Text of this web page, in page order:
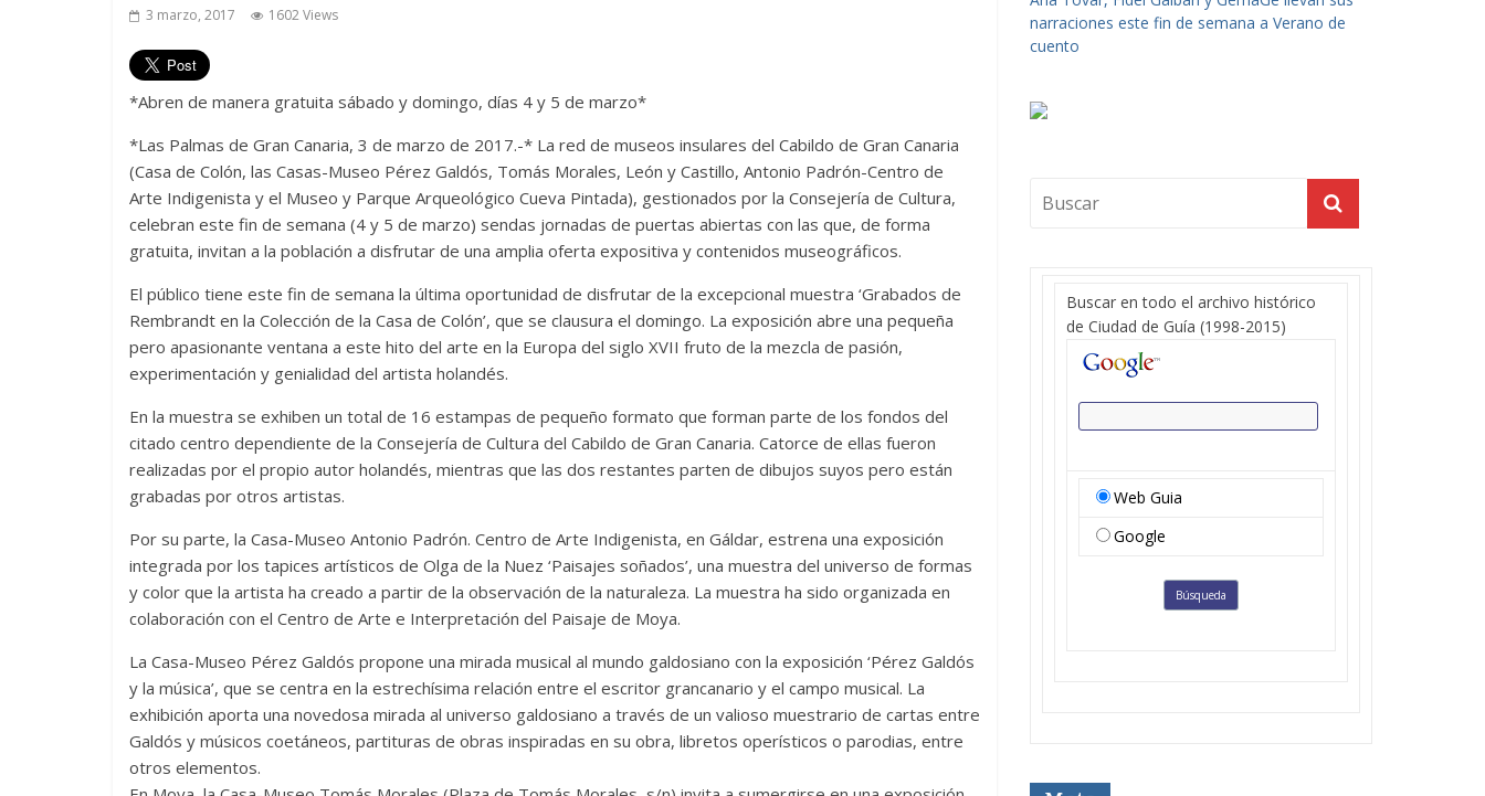
3 marzo, 2017 1602 Views
*Abren de manera gratuita sábado y domingo, días 4 y 5 de marzo*
*Las Palmas de Gran Canaria, 3 de marzo de 2017.-* La red de museos insulares del Cabildo de Gran Canaria
(Casa de Colón, las Casas-Museo Pérez Galdós, Tomás Morales, León y Castillo, Antonio Padrón-Centro de
Arte Indigenista y el Museo y Parque Arqueológico Cueva Pintada), gestionados por la Consejería de Cultura,
celebran este fin de semana (4 y 5 de marzo) sendas jornadas de puertas abiertas con las que, de forma
gratuita, invitan a la población a disfrutar de una amplia oferta expositiva y contenidos museográficos.
El público tiene este fin de semana la última oportunidad de disfrutar de la excepcional muestra ‘Grabados de
Rembrandt en la Colección de la Casa de Colón’, que se clausura el domingo. La exposición abre una pequeña
pero apasionante ventana a este hito del arte en la Europa del siglo XVII fruto de la mezcla de pasión,
experimentación y genialidad del artista holandés.
En la muestra se exhiben un total de 16 estampas de pequeño formato que forman parte de los fondos del
citado centro dependiente de la Consejería de Cultura del Cabildo de Gran Canaria. Catorce de ellas fueron
realizadas por el propio autor holandés, mientras que las dos restantes parten de dibujos suyos pero están
grabadas por otros artistas.
Por su parte, la Casa-Museo Antonio Padrón. Centro de Arte Indigenista, en Gáldar, estrena una exposición
integrada por los tapices artísticos de Olga de la Nuez ‘Paisajes soñados’, una muestra del universo de formas
y color que la artista ha creado a partir de la observación de la naturaleza. La muestra ha sido organizada en
colaboración con el Centro de Arte e Interpretación del Paisaje de Moya.
La Casa-Museo Pérez Galdós propone una mirada musical al mundo galdosiano con la exposición ‘Pérez Galdós
y la música’, que se centra en la estrechísima relación entre el escritor grancanario y el campo musical. La
exhibición aporta una novedosa mirada al universo galdosiano a través de un valioso muestrario de cartas entre
Galdós y músicos coetáneos, partituras de obras inspiradas en su obra, libretos operísticos o parodias, entre
otros elementos.
narraciones este fin de semana a Verano de
cuento
Buscar en todo el archivo histórico
de Ciudad de Guía (1998-2015)
Web Guia
Google